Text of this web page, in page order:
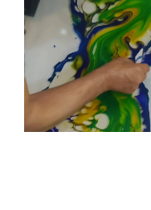
Van Der Valk